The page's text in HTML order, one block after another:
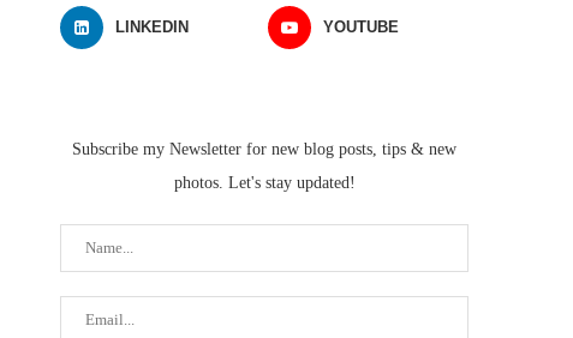
LINKEDIN YOUTUBE
Subscribe my Newsletter for new blog posts, tips & new
photos. Let's stay updated!